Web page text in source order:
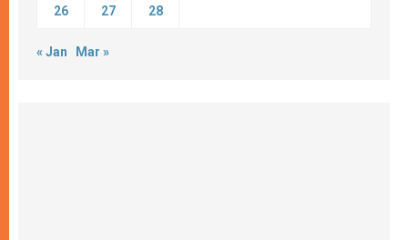
26 27 28
« Jan Mar »